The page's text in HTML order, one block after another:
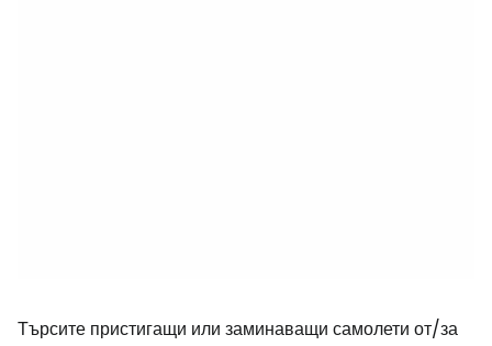
Търсите пристигащи или заминаващи самолети от/за